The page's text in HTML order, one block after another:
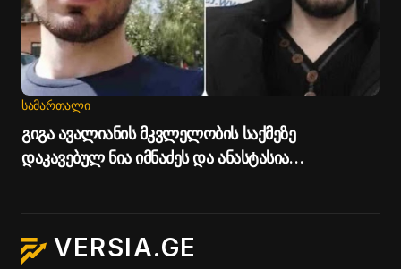
ᲡᲐᲛᲐᲠᲗᲐᲚᲘ
გიგა ავალიანის მკვლელობის საქმეზე
დაკავებულ ნია იმნაძეს და ანასტასია
VERSIA.GE